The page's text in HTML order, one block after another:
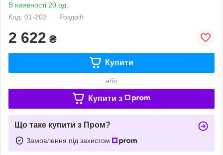
В наявності 20 од.
Код: 01-202
Роздріб
2 622 ₴
Купити
або
Купити з
Що таке купити з Пром?
Замовлення під захистом